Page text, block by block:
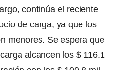
continúa el reciente
de carga, ya que los
menores. Se espera que
alcancen los $ 116.1